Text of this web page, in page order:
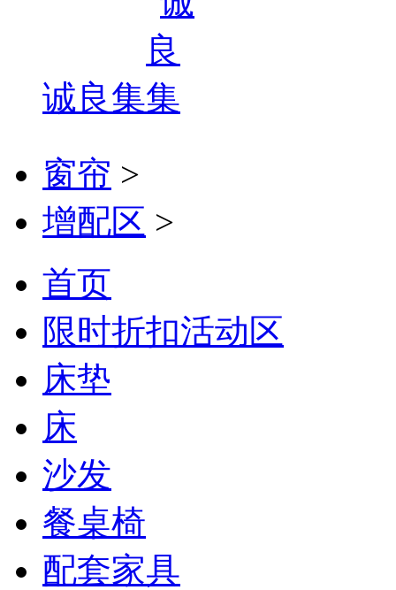
诚良集
窗帘 >
增配区 >
首页
限时折扣活动区
床垫
床
沙发
餐桌椅
配套家具